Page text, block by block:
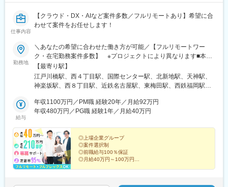
仕事内容
【クラウド・DX・AIなど案件多数／フルリモートあり】希望に合
わせて案件をお任せします！
勤務地
＼あなたの希望に合わせた働き方が可能／【フルリモートワー
ク・在宅勤務案件多数】 ※プロジェクトにより異なります■本
社：東京都新宿区山吹町346ー6 KAGURAZAKA VIGAS 5F┗「江
戸川橋駅」から徒歩3分／「神楽坂駅」から徒歩8分■北海道支
店：北海道札幌市中央区南2条西五丁目31-1 RMBld. アクセス：
4-10 アルティメイト名駅1st アクセス：「国際センター駅」から
徒歩3分／「名古屋駅」から徒歩7分■大阪支店：大阪府大阪市北
2分／「梅田駅」から徒歩5分■福岡支店：福岡県福岡市中央区天
神4-6-28 いちご天神ノースビル アクセス：「天神駅」から徒歩
6分／「西鉄福岡（天神）駅」から徒歩8分※転居を伴う転勤なし※
オフィス敷地内全面禁煙※今回募集しているプロジェクトは47都
道府県すべてで勤務可能です
【最寄り駅】
江戸川橋駅、西４丁目駅、国際センター駅、北新地駅、天神駅、
神楽坂駅、西８丁目駅、近鉄名古屋駅、東梅田駅、西鉄福岡駅、
給与
年収1100万円／PM職 経験20年／月給92万円
年収480万円／PG職 経験1年／月給40万円
◎上場企業グループ
◎案件選択制
◎前職給与100％保証
◎月給40万円～100万円